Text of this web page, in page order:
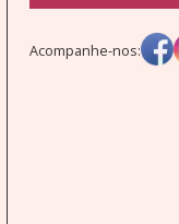
Acompanhe-nos: